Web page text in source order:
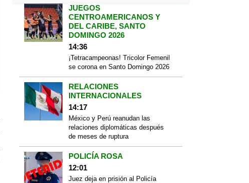
JUEGOS
CENTROAMERICANOS Y
DEL CARIBE, SANTO
DOMINGO 2026
14:36
¡Tetracampeonas! Tricolor Femenil
se corona en Santo Domingo 2026
RELACIONES
INTERNACIONALES
14:17
México y Perú reanudan las
relaciones diplomáticas después
de meses de ruptura
POLICÍA ROSA
12:01
Juez deja en prisión al Policía